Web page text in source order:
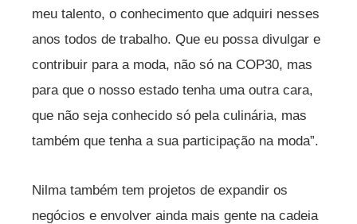
meu talento, o conhecimento que adquiri nesses
anos todos de trabalho. Que eu possa divulgar e
contribuir para a moda, não só na COP30, mas
para que o nosso estado tenha uma outra cara,
que não seja conhecido só pela culinária, mas
também que tenha a sua participação na moda”.
Nilma também tem projetos de expandir os
negócios e envolver ainda mais gente na cadeia